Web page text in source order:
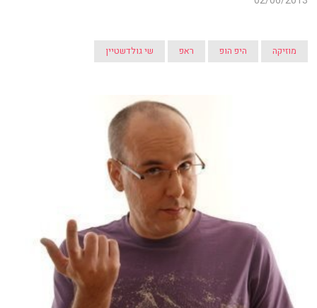
מוזיקה היפ הופ ראפ שי גולדשטיין